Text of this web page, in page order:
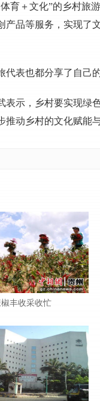
育＋文化”的乡村旅
品等服务，实现了
表也都分享了自己
示，乡村要实现绿
推动乡村的文化赋能
丰收采收忙